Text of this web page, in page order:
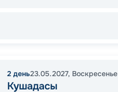
2 день23.05.2027, Воскресенье
Кушадасы